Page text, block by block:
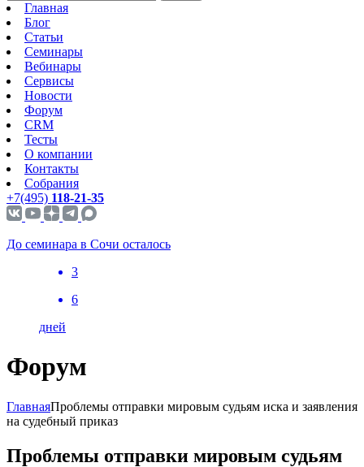
Главная
Блог
Статьи
Семинары
Вебинары
Сервисы
Новости
Форум
CRM
Тесты
О компании
Контакты
Собрания
+7(495) 118-21-35
До семинара в Сочи осталось
3
6
дней
Форум
ГлавнаяПроблемы отправки мировым судьям иска и заявления
на судебный приказ
Проблемы отправки мировым судьям